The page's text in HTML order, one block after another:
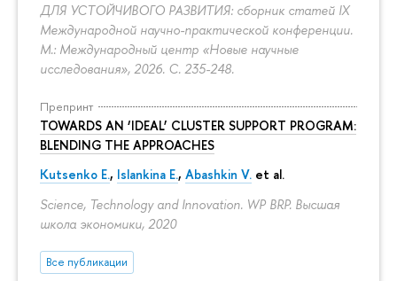
ДЛЯ УСТОЙЧИВОГО РАЗВИТИЯ: сборник статей IX
Международной научно-практической конференции.
М.: Международный центр «Новые научные
исследования», 2026. С. 235-248.
Препринт
TOWARDS AN ‘IDEAL’ CLUSTER SUPPORT PROGRAM:
BLENDING THE APPROACHES
Kutsenko E., Islankina E., Abashkin V. et al.
Science, Technology and Innovation. WP BRP. Высшая
школа экономики, 2020
Все публикации